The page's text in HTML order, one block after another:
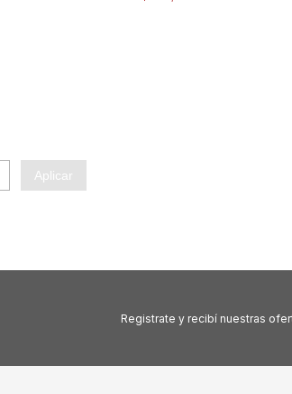
Aplicar
Registrate y recibí nuestras